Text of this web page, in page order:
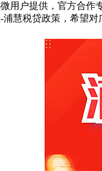
用户提供，官方合
慧税贷政策，希望